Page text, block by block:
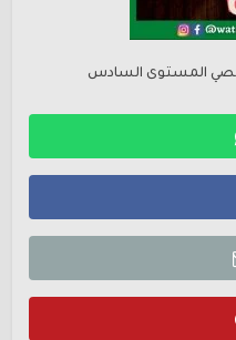
المستوى السادس